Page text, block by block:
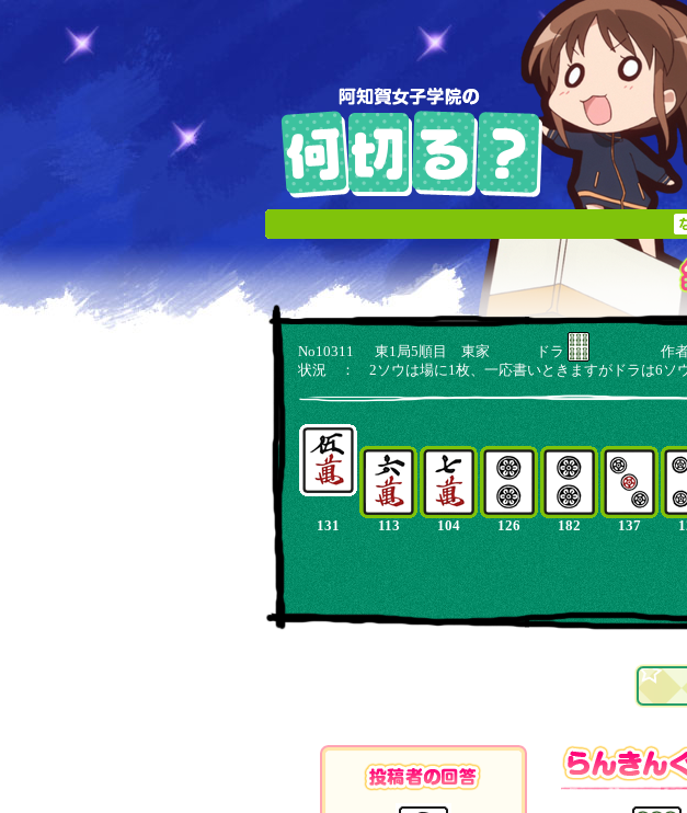
No10311 東1局5順目 東家 ドラ
作者：
状況 ： 2ソウは場に1枚、一応書いときますがドラは6ソ
131 113 104 126 182 137